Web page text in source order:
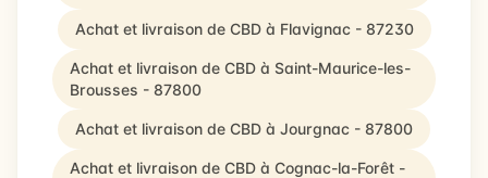
Achat et livraison de CBD à Flavignac - 87230
Achat et livraison de CBD à Saint-Maurice-les-
Brousses - 87800
Achat et livraison de CBD à Jourgnac - 87800
Achat et livraison de CBD à Cognac-la-Forêt -